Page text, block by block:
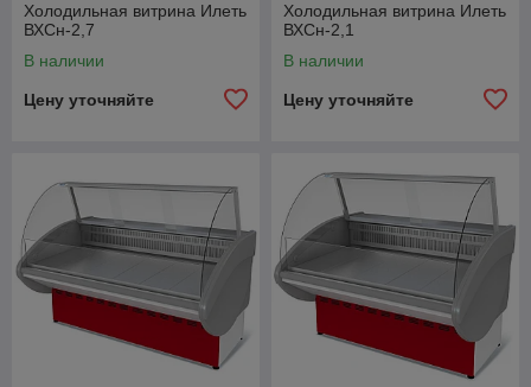
Холодильная витрина Илеть
ВХСн-2,7
В наличии
Цену уточняйте
Холодильная витрина Илеть
ВХСн-2,1
В наличии
Цену уточняйте